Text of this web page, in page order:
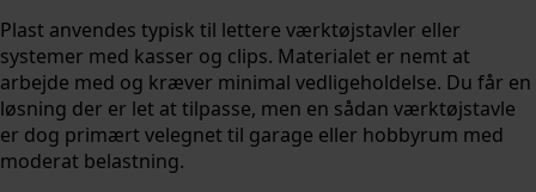
Plast anvendes typisk til lettere værktøjstavler eller
systemer med kasser og clips. Materialet er nemt at
arbejde med og kræver minimal vedligeholdelse. Du får en
løsning der er let at tilpasse, men en sådan værktøjstavle
er dog primært velegnet til garage eller hobbyrum med
moderat belastning.